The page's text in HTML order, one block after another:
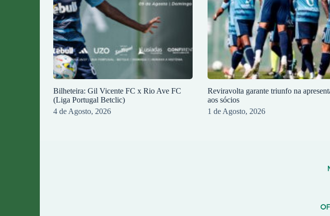
Bilheteira: Gil Vicente FC x Rio Ave FC
(Liga Portugal Betclic)
4 de Agosto, 2026
Reviravolta garante triunfo na
aos sócios
1 de Agosto, 2026